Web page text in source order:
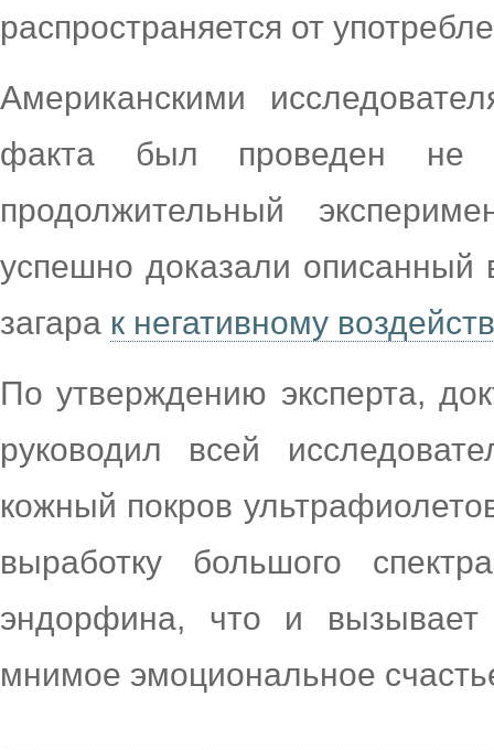
распространяется от
Американскими
факта был проведен не
продолжительный
успешно доказали описанный
загара к негативному
По утверждению эксперта,
руководил всей
кожный покров
выработку большого
эндорфина, что и
мнимое эмоциональное